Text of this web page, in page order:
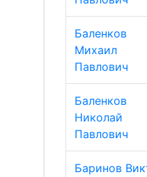
Баленков
Михаил
Павлович
Баленков
Николай
Павлович
Баринов